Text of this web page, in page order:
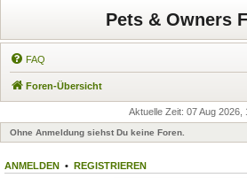
Pets & Owners
FAQ
Foren-Übersicht
Aktuelle Zeit: 07 Aug 2026,
Ohne Anmeldung siehst Du keine Foren.
ANMELDEN • REGISTRIEREN